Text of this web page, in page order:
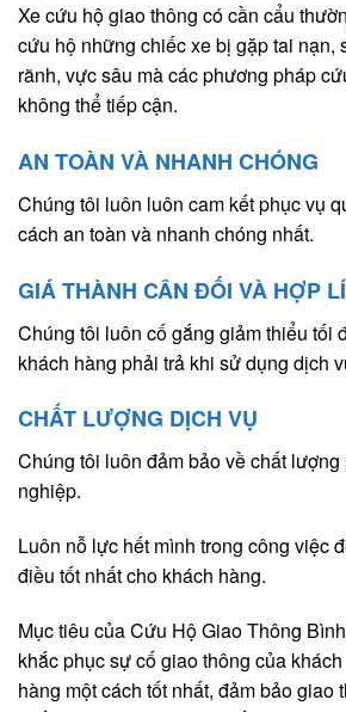
Xe cứu hộ giao thông có cần cẩu
cứu hộ những chiếc xe bị gặp tai nạn,
rãnh, vực sâu mà các phương pháp
không thể tiếp cận.
AN TOÀN VÀ NHANH CHÓNG
Chúng tôi luôn luôn cam kết phục vụ
cách an toàn và nhanh chóng nhất.
GIÁ THÀNH CÂN ĐỐI VÀ HỢP LÍ
Chúng tôi luôn cố gắng giảm thiểu tối
khách hàng phải trả khi sử dụng dịch
CHẤT LƯỢNG DỊCH VỤ
Chúng tôi luôn đảm bảo về chất
nghiệp.
Luôn nỗ lực hết mình trong công việc
điều tốt nhất cho khách hàng.
Mục tiêu của Cứu Hộ Giao Thông
khắc phục sự cố giao thông của khách
hàng một cách tốt nhất, đảm bảo giao